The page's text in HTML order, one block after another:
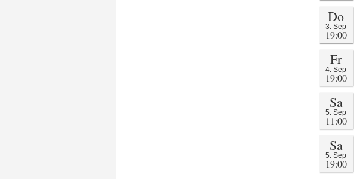
Do
3. Sep
19:00
Fr
4. Sep
19:00
Sa
5. Sep
11:00
Sa
5. Sep
19:00